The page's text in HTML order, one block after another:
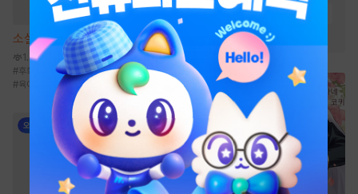
소설 이중 이혼 합의서 [단행본]
1.9만
#후회남 현대물 #다정남 #재벌남
#육아물
#첫사랑 #상처남 # 능력녀
다정남 #재벌남